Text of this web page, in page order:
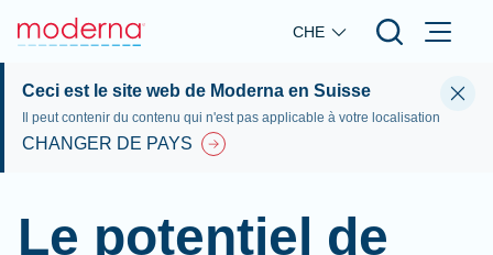
Skip to main content
CHE
Ceci est le site web de Moderna en Suisse
Il peut contenir du contenu qui n'est pas applicable à votre localisation
CHANGER DE PAYS
Le potentiel de